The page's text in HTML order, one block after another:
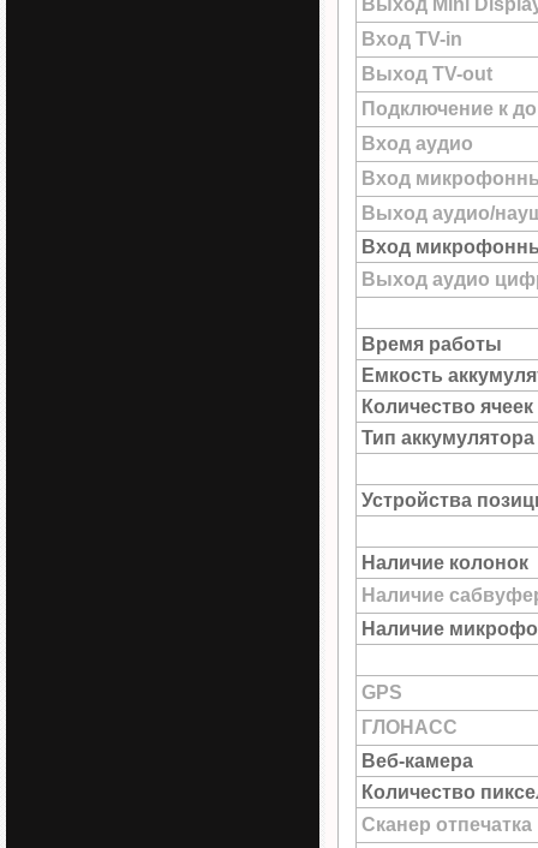
Выход Mini
Вход TV-in
Выход TV-out
Подключение к
Вход аудио
Вход
Выход аудио/
Вход
Выход аудио
Время работы
Емкость
Количество
Тип аккумулятора
Устройства
Наличие колонок
Наличие
Наличие
GPS
ГЛОНАСС
Веб-камера
Количество
Сканер